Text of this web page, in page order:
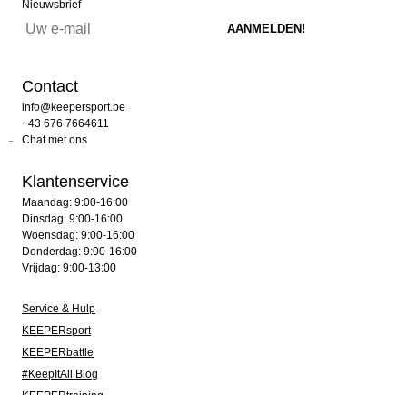
Nieuwsbrief
Contact
info@keepersport.be
+43 676 7664611
Chat met ons
Klantenservice
Maandag: 9:00-16:00
Dinsdag: 9:00-16:00
Woensdag: 9:00-16:00
Donderdag: 9:00-16:00
Vrijdag: 9:00-13:00
Service & Hulp
KEEPERsport
KEEPERbattle
#KeepItAll Blog